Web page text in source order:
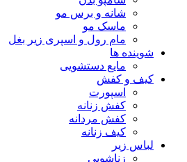
شانه و برس مو
ماسک مو
مام رول و اسپری زیر بغل
شوینده ها
مایع دستشویی
کیف و کفش
اسپورت
کفش زنانه
کفش مردانه
کیف زنانه
لباس زیر
زناشویی